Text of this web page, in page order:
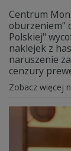
Centrum
oburzeniem"
Polskiej"
naklejek z
naruszenie
cenzury
Zobacz więcej